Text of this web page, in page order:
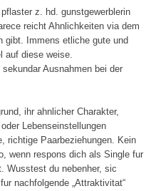
z. hd. gunstgewerblerin
reicht Ahnlichkeiten via dem
gibt. Immens etliche gute und
auf diese weise.
Ausnahmen bei der
ihr ahnlicher Charakter,
Lebenseinstellungen
richtige Paarbeziehungen. Kein
wenn respons dich als Single fur
Wusstest du nebenher, sic
nachfolgende „Attraktivitat“